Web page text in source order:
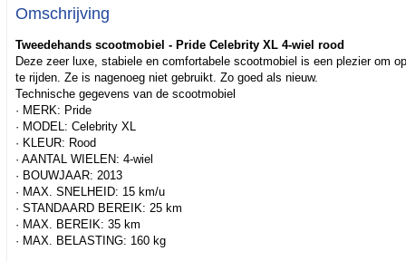
Omschrijving
Tweedehands scootmobiel - Pride Celebrity XL 4-wiel rood
Deze zeer luxe, stabiele en comfortabele scootmobiel is een plezier om op
te rijden. Ze is nagenoeg niet gebruikt. Zo goed als nieuw.
Technische gegevens van de scootmobiel
· MERK: Pride
· MODEL: Celebrity XL
· KLEUR: Rood
· AANTAL WIELEN: 4-wiel
· BOUWJAAR: 2013
· MAX. SNELHEID: 15 km/u
· STANDAARD BEREIK: 25 km
· MAX. BEREIK: 35 km
· MAX. BELASTING: 160 kg